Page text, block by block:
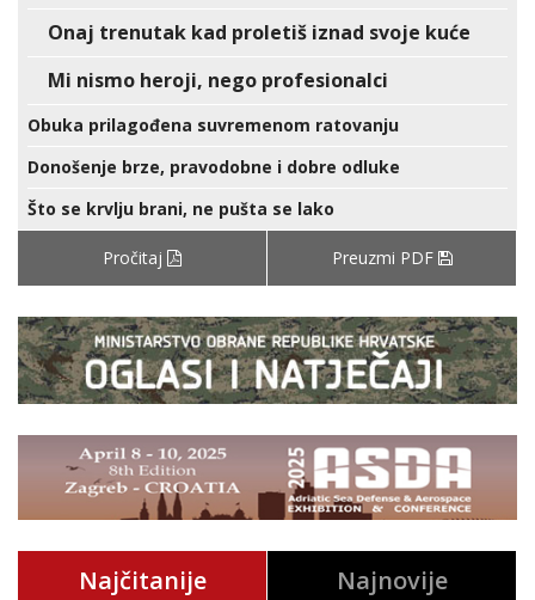
Onaj trenutak kad proletiš iznad svoje kuće
Mi nismo heroji, nego profesionalci
Obuka prilagođena suvremenom ratovanju
Donošenje brze, pravodobne i dobre odluke
Što se krvlju brani, ne pušta se lako
Pročitaj Preuzmi PDF
Najčitanije Najnovije